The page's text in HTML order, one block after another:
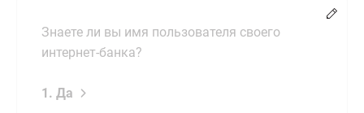
Знаете ли вы имя пользователя своего
интернет-банка?
1. Да